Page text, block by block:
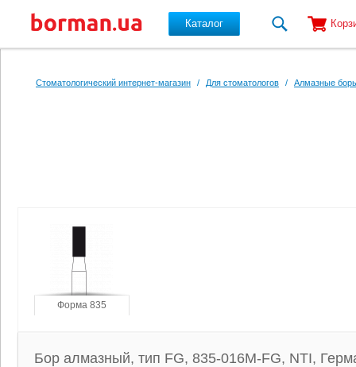
Каталог
Стоматологический интернет-магазин / Для стоматологов / Алмазные
Форма 835
Бор алмазный, тип FG, 835-016M-FG, NTI,